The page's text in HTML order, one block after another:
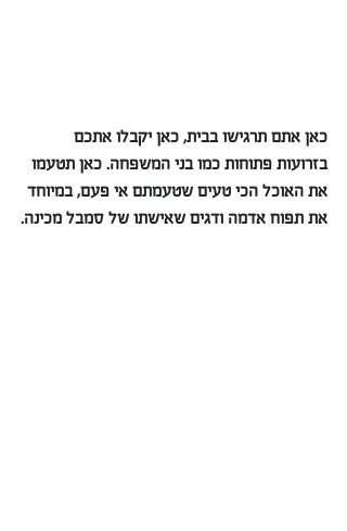
כאן אתם תרגישו בבית, כאן יקבלו אתכם
בזרועות פתוחות כמו בני המשפחה. כאן תטעמו
את האוכל הכי טעים שטעמתם אי פעם, במיוחד
את תפוח אדמה ודגים שאישתו של סמבל מכינה.